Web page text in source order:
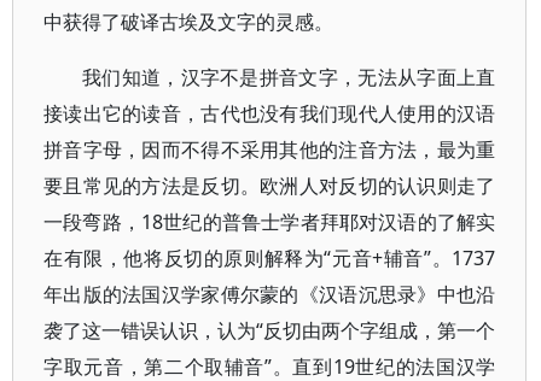
中获得了破译古埃及文字的灵感。
我们知道，汉字不是拼音文字，无法从字面上直
接读出它的读音，古代也没有我们现代人使用的汉语
拼音字母，因而不得不采用其他的注音方法，最为重
要且常见的方法是反切。欧洲人对反切的认识则走了
一段弯路，18世纪的普鲁士学者拜耶对汉语的了解实
在有限，他将反切的原则解释为“元音+辅音”。1737
年出版的法国汉学家傅尔蒙的《汉语沉思录》中也沿
袭了这一错误认识，认为“反切由两个字组成，第一个
字取元音，第二个取辅音”。直到19世纪的法国汉学